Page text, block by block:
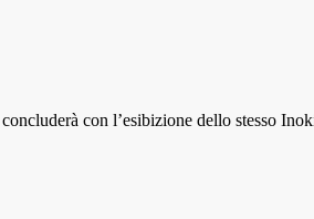
con l’esibizione dello stesso